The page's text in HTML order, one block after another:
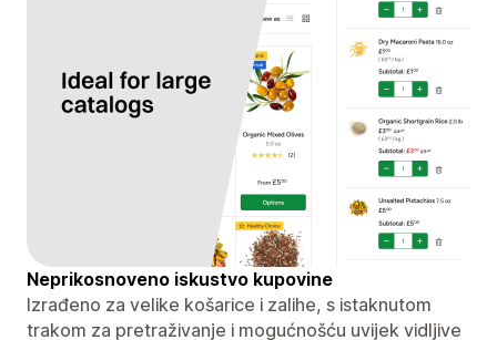
Neprikosnoveno iskustvo kupovine
Izrađeno za velike košarice i zalihe, s istaknutom
trakom za pretraživanje i mogućnošću uvijek vidljive